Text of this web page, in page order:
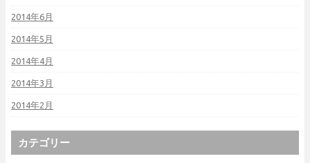
2014年6月
2014年5月
2014年4月
2014年3月
2014年2月
カテゴリー